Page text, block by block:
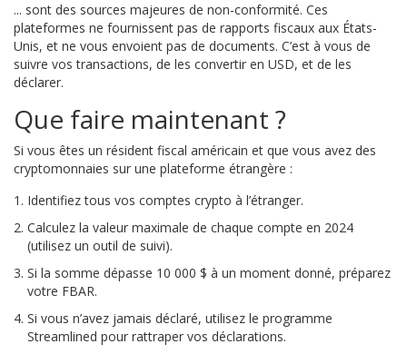
... sont des sources majeures de non-conformité. Ces
plateformes ne fournissent pas de rapports fiscaux aux États-
Unis, et ne vous envoient pas de documents. C’est à vous de
suivre vos transactions, de les convertir en USD, et de les
déclarer.
Que faire maintenant ?
Si vous êtes un résident fiscal américain et que vous avez des
cryptomonnaies sur une plateforme étrangère :
Identifiez tous vos comptes crypto à l’étranger.
Calculez la valeur maximale de chaque compte en 2024
(utilisez un outil de suivi).
Si la somme dépasse 10 000 $ à un moment donné, préparez
votre FBAR.
Si vous n’avez jamais déclaré, utilisez le programme
Streamlined pour rattraper vos déclarations.